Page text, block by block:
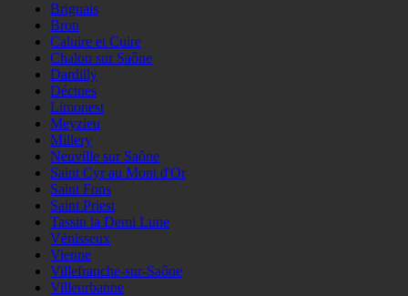
Brignais
Bron
Caluire et Cuire
Chalon sur Saône
Dardilly
Décines
Limonest
Meyzieu
Millery
Neuville sur Saône
Saint Cyr au Mont d'Or
Saint Fons
Saint Priest
Tassin la Demi Lune
Vénisseux
Vienne
Villefranche-sur-Saône
Villeurbanne